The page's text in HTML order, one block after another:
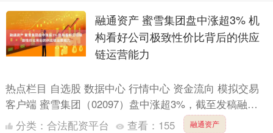
融通资产 蜜雪集团盘中涨超3% 机
构看好公司极致性价比背后的供应
链运营能力
热点栏目 自选股 数据中心 行情中心 资金流向 模拟交易
客户端 蜜雪集团（02097）盘中涨超3%，截至发稿融通
资产，股价上涨2.66%，现报424港元，成交....
分类： 合法配资平台 查看： 155 融通资产